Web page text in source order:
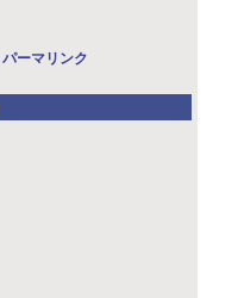
パーマリンク